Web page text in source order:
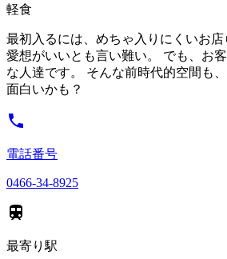
軽食
最初入るには、めちゃ入りにくいお
愛想がいいとも言い難い。 でも、お
な人達です。 そんな前時代的空間も
面白いかも？
電話番号
0466-34-8925
最寄り駅